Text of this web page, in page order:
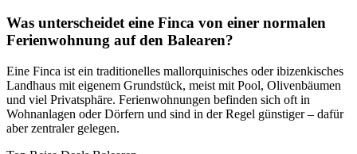
Was unterscheidet eine Finca von einer normalen
Ferienwohnung auf den Balearen?
Eine Finca ist ein traditionelles mallorquinisches oder ibizenkisches
Landhaus mit eigenem Grundstück, meist mit Pool, Olivenbäumen
und viel Privatsphäre. Ferienwohnungen befinden sich oft in
Wohnanlagen oder Dörfern und sind in der Regel günstiger – dafür
aber zentraler gelegen.